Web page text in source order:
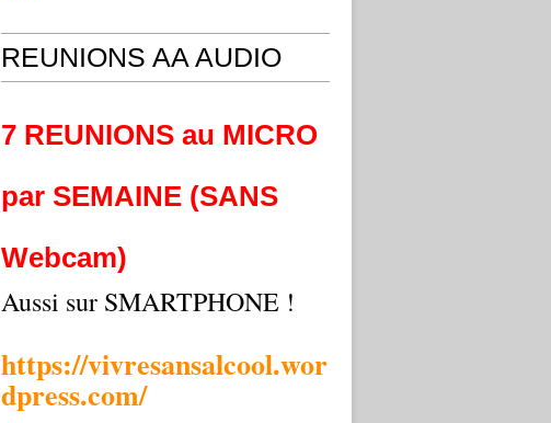
REUNIONS AA AUDIO
7 REUNIONS au MICRO
par SEMAINE (SANS
Webcam)
Aussi sur SMARTPHONE !
https://vivresansalcool.wor
dpress.com/